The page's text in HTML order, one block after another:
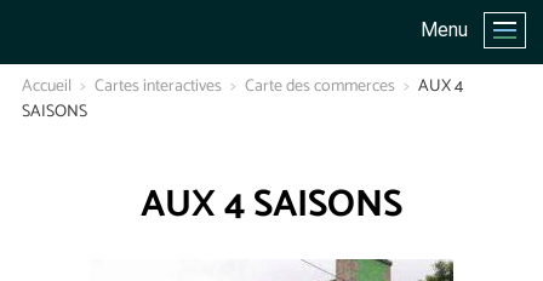
Menu
Accueil Cartes interactives Carte des commerces
AUX 4
SAISONS
AUX 4 SAISONS